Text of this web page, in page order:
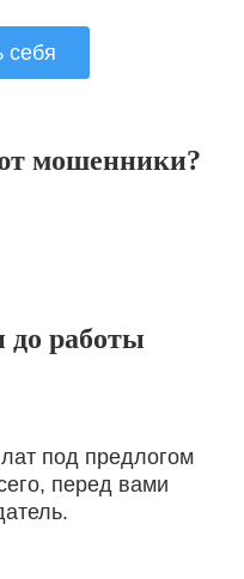
себя
мошенники?
до работы
под предлогом
перед вами